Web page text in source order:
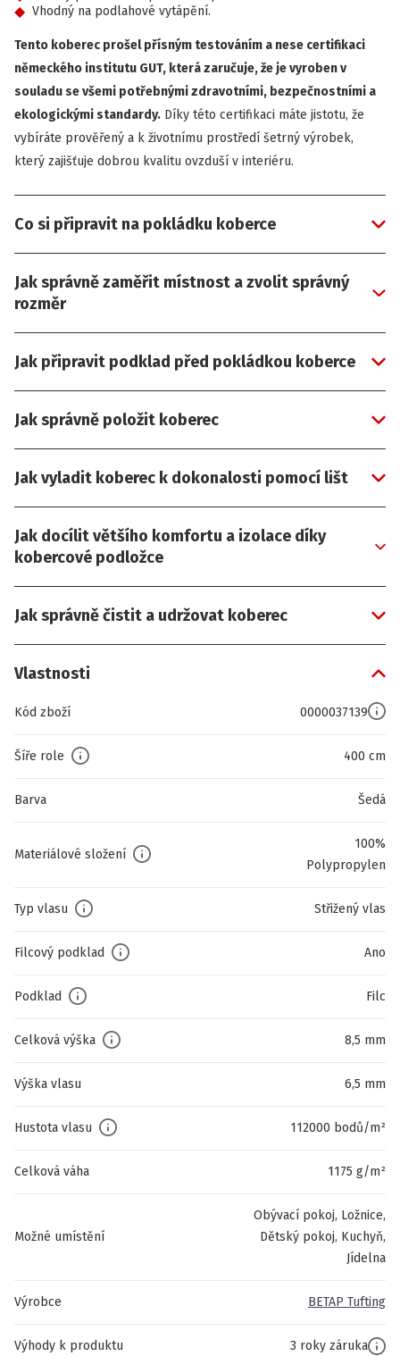
Vhodný na podlahové vytápění.
Tento koberec prošel přísným testováním a nese certifikaci
německého institutu GUT, která zaručuje, že je vyroben v
souladu se všemi potřebnými zdravotními, bezpečnostními a
ekologickými standardy. Díky této certifikaci máte jistotu, že
vybíráte prověřený a k životnímu prostředí šetrný výrobek,
který zajišťuje dobrou kvalitu ovzduší v interiéru.
Co si připravit na pokládku koberce
Jak správně zaměřit místnost a zvolit správný
rozměr
Jak připravit podklad před pokládkou koberce
Jak správně položit koberec
Jak vyladit koberec k dokonalosti pomocí lišt
Jak docílit většího komfortu a izolace díky
kobercové podložce
Jak správně čistit a udržovat koberec
Vlastnosti
Kód zboží 0000037139
Šíře role 400 cm
Barva Šedá
Materiálové složení
100%
Polypropylen
Typ vlasu Střižený vlas
Filcový podklad Ano
Podklad Filc
Celková výška 8,5 mm
Výška vlasu 6,5 mm
Hustota vlasu 112000 bodů/m²
Celková váha 1175 g/m²
Možné umístění
Obývací pokoj, Ložnice,
Dětský pokoj, Kuchyň,
Jídelna
Výrobce BETAP Tufting
Výhody k produktu
3 roky záruka